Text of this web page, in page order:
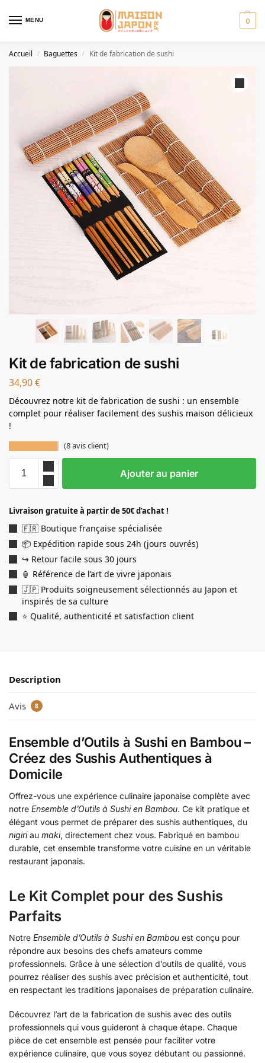
MENU 0
Accueil / Baguettes / Kit de fabrication de sushi
Kit de fabrication de sushi
34,90€
Découvrez notre kit de fabrication de sushi : un ensemble
complet pour réaliser facilement des sushis maison délicieux
!
(8avis client)
Ajouter au panier
Livraison gratuite à partir de 50€ d’achat !
🇫🇷 Boutique française spécialisée
📦 Expédition rapide sous 24h (jours ouvrés)
↪️ Retour facile sous 30 jours
🏮 Référence de l’art de vivre japonais
🇯🇵 Produits soigneusement sélectionnés au Japon et
inspirés de sa culture
⭐ Qualité, authenticité et satisfaction client
Description
Avis 8
Ensemble d’Outils à Sushi en Bambou –
Créez des Sushis Authentiques à
Domicile
Offrez-vous une expérience culinaire japonaise complète avec
notre Ensemble d’Outils à Sushi en Bambou. Ce kit pratique et
élégant vous permet de préparer des sushis authentiques, du
nigiriau maki, directement chez vous. Fabriqué en bambou
durable, cet ensemble transforme votre cuisine en un véritable
restaurant japonais.
Le Kit Complet pour des Sushis
Parfaits
Notre Ensemble d’Outils à Sushi en Bambou est conçu pour
répondre aux besoins des chefs amateurs comme
professionnels. Grâce à une sélection d’outils de qualité, vous
pourrez réaliser des sushis avec précision et authenticité, tout
en respectant les traditions japonaises de préparation culinaire.
Découvrez l’art de la fabrication de sushis avec des outils
professionnels qui vous guideront à chaque étape. Chaque
pièce de cet ensemble est pensée pour faciliter votre
expérience culinaire, que vous soyez débutant ou passionné.